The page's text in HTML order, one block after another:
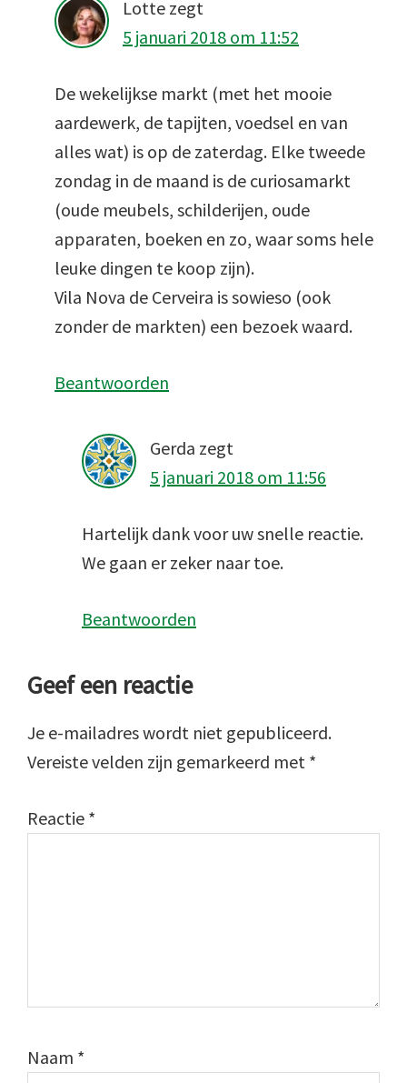
Lotte zegt
5 januari 2018 om 11:52
De wekelijkse markt (met het mooie
aardewerk, de tapijten, voedsel en van
alles wat) is op de zaterdag. Elke tweede
zondag in de maand is de curiosamarkt
(oude meubels, schilderijen, oude
apparaten, boeken en zo, waar soms hele
leuke dingen te koop zijn).
Vila Nova de Cerveira is sowieso (ook
zonder de markten) een bezoek waard.
Beantwoorden
Gerda zegt
5 januari 2018 om 11:56
Hartelijk dank voor uw snelle reactie.
We gaan er zeker naar toe.
Beantwoorden
Geef een reactie
Je e-mailadres wordt niet gepubliceerd.
Vereiste velden zijn gemarkeerd met *
Reactie *
Naam *